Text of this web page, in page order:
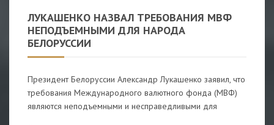
ЛУКАШЕНКО НАЗВАЛ ТРЕБОВАНИЯ МВФ
НЕПОДЪЕМНЫМИ ДЛЯ НАРОДА
БЕЛОРУССИИ
Президент Белоруссии Александр Лукашенко заявил, что
требования Международного валютного фонда (МВФ)
являются неподъемными и несправедливыми для